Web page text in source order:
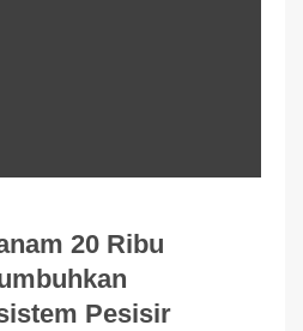
20 Ribu
Pesisir